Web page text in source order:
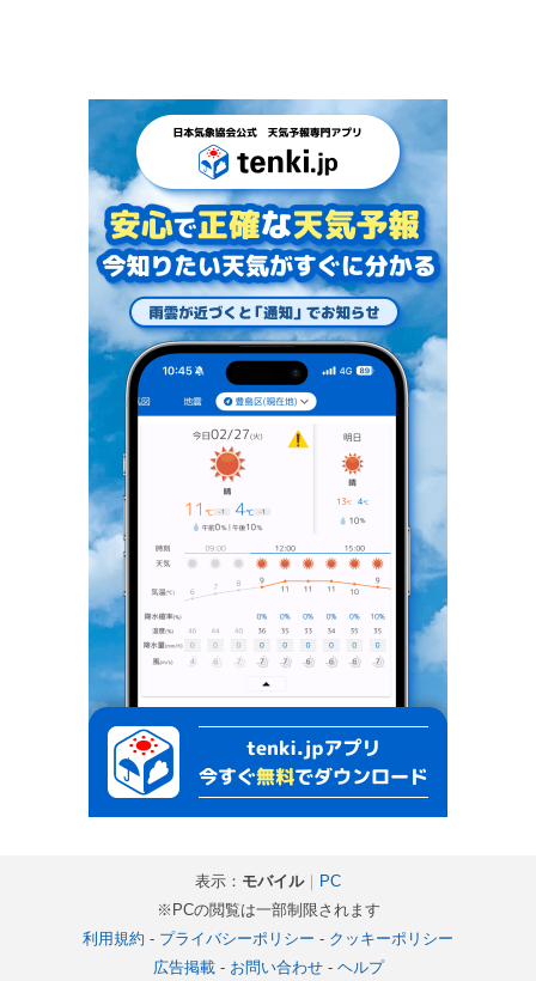
表示： モバイル｜ PC
※PCの閲覧は一部制限されます
利用規約 - プライバシーポリシー - クッキーポリシー
広告掲載- お問い合わせ- ヘルプ